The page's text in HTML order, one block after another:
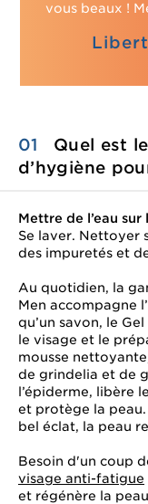
vous beaux !
01
Quel est
d’hygiène
Mettre de l’eau
Se laver. Nettoyer
des impuretés et
Au quotidien, la
Men accompagne
qu’un savon, le
le visage et le
mousse
de grindelia et de
l’épiderme, libère
et protège la peau.
bel éclat, la peau
Besoin d'un coup
visage anti-fatigue
et régénère la